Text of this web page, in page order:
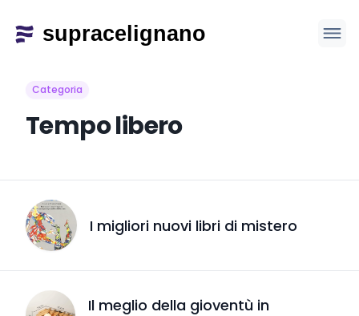
Categoria
Tempo libero
I migliori nuovi libri di mistero
Il meglio della gioventù in